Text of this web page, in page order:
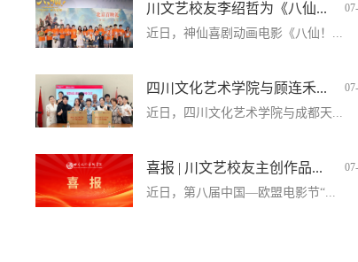
川文艺校友李绍哲为《八仙...
近日，神仙喜剧动画电影《八仙！...
四川文化艺术学院与顾连禾...
近日，四川文化艺术学院与成都天...
喜报 | 川文艺校友主创作品...
近日，第八届中国—欧盟电影节“...